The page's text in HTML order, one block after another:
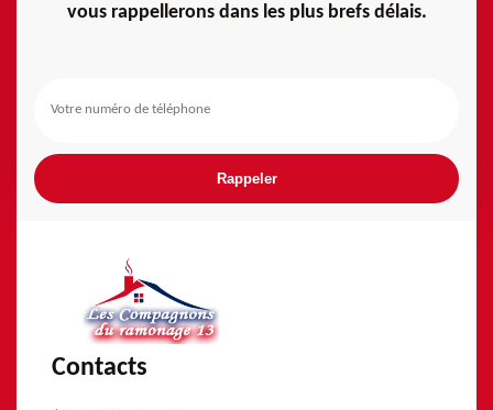
vous rappellerons dans les plus brefs délais.
Contacts